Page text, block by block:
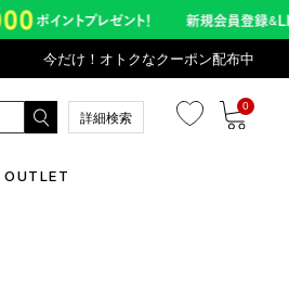
今だけ！オトクなクーポン配布中
詳細検索
0
OUTLET